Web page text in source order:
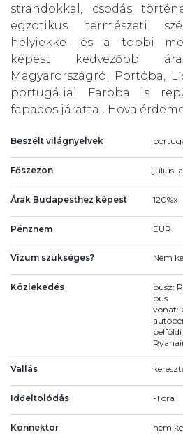
strandokkal, csodás
egzotikus természeti
helyiekkel és a többi
képest kedvezőbb
Magyarországról Portóba,
portugáliai Faroba is
fapados járattal. Hova
Beszélt világnyelvek
Főszezon július,
Árak Budapesthez képest 120%x
Pénznem EUR
Vízum szükséges? Nem
Közlekedés
busz:
bus
vonat:
Vallás
Időeltolódás -1 óra
Konnektor nem